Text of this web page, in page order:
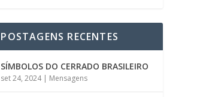
POSTAGENS RECENTES
SÍMBOLOS DO CERRADO BRASILEIRO
set 24, 2024| Mensagens